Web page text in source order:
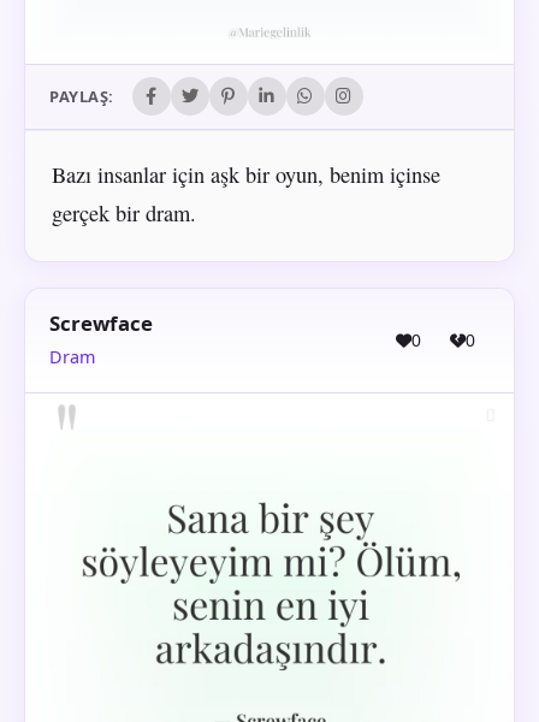
PAYLAŞ:
Bazı insanlar için aşk bir oyun, benim içinse
gerçek bir dram.
Screwface
Dram
0 0